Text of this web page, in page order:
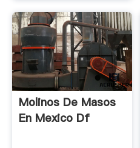
Molinos De Masos
En Mexico Df